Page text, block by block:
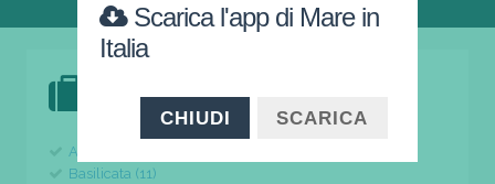
Abruzzo (24)
Basilicata (11)
Scarica l'app di Mare in
Italia
CHIUDI SCARICA